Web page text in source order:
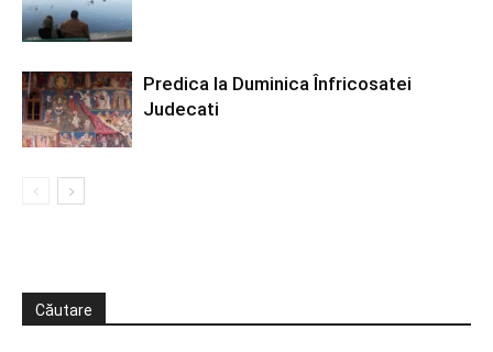
Predica la Duminica Înfricosatei
Judecati
Căutare